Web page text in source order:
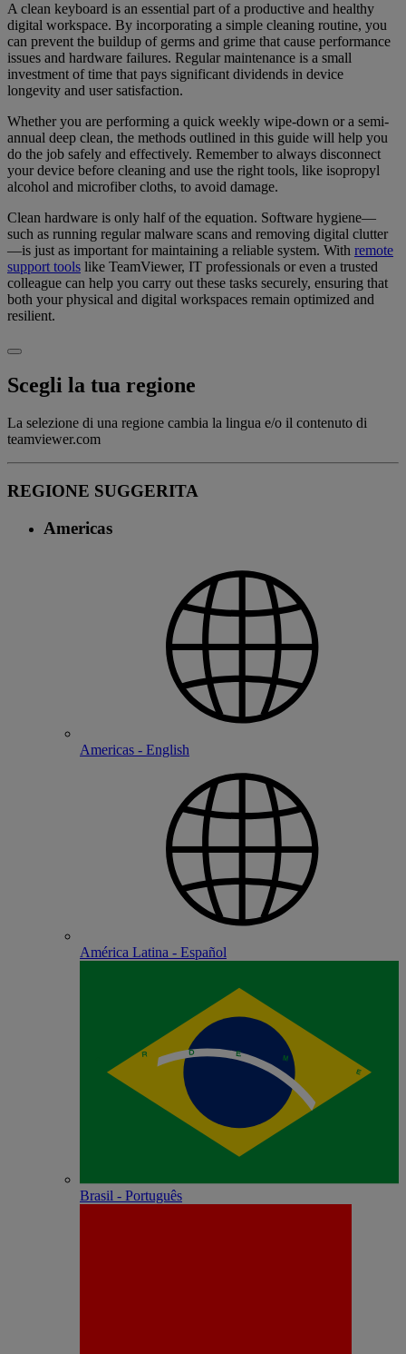
A clean keyboard is an essential part of a productive and healthy
digital workspace. By incorporating a simple cleaning routine, you
can prevent the buildup of germs and grime that cause performance
issues and hardware failures. Regular maintenance is a small
investment of time that pays significant dividends in device
longevity and user satisfaction.
Whether you are performing a quick weekly wipe-down or a semi-
annual deep clean, the methods outlined in this guide will help you
do the job safely and effectively. Remember to always disconnect
your device before cleaning and use the right tools, like isopropyl
alcohol and microfiber cloths, to avoid damage.
Clean hardware is only half of the equation. Software hygiene—
such as running regular malware scans and removing digital clutter
—is just as important for maintaining a reliable system. With remote
support tools like TeamViewer, IT professionals or even a trusted
colleague can help you carry out these tasks securely, ensuring that
both your physical and digital workspaces remain optimized and
resilient.
Scegli la tua regione
La selezione di una regione cambia la lingua e/o il contenuto di
teamviewer.com
REGIONE SUGGERITA
Americas
Americas - English
América Latina - Español
Brasil - Português